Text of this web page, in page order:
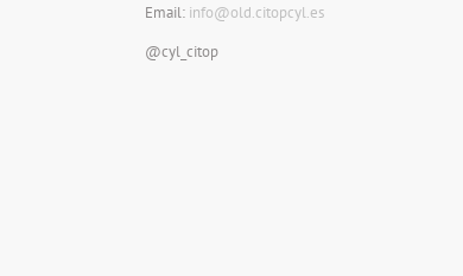
Email: info@old.citopcyl.es
@cyl_citop